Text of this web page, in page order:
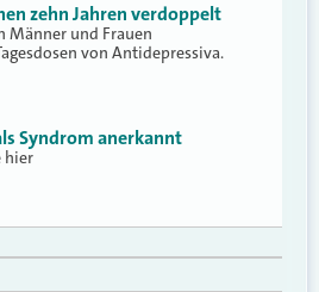
zehn Jahren verdoppelt
Männer und Frauen
von Antidepressiva.
Syndrom anerkannt
hier